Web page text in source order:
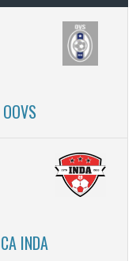
INDA